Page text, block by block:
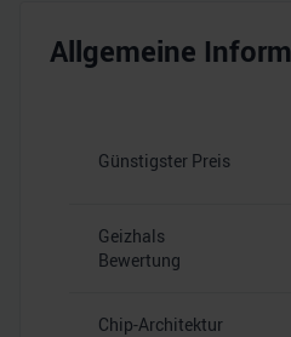
Allgemeine
Günstigster Preis
Geizhals
Bewertung
Chip-Architektur